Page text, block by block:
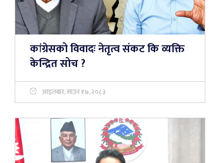
कांग्रेसको विवादः नेतृत्व संकट कि व्यक्ति
केन्द्रित सोच ?
आइतबार, साउन १७, २०८३